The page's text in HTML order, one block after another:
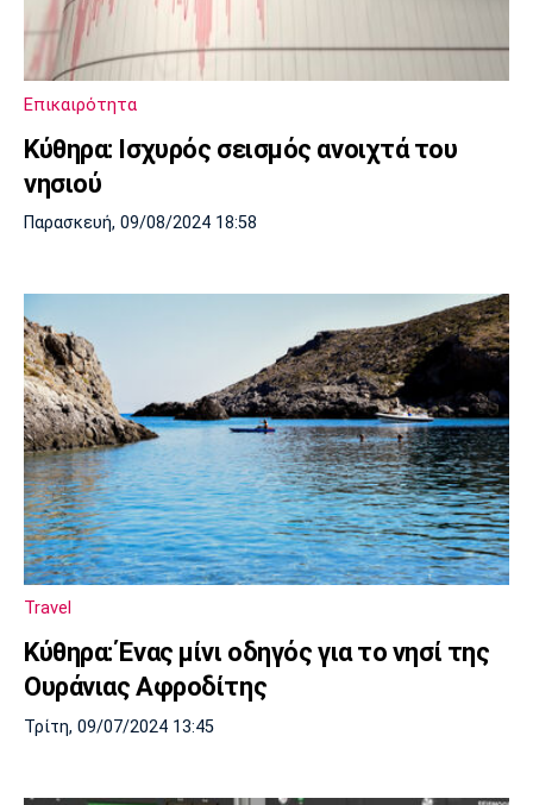
Πολιτισμός
Τραγούδια
Cine Spot
Running
Παρασκήνιο
Πρόγραμμα TV
Ιωνικός
Μάντσεστερ
Γιουνάιτεντ
Τσέλσι Άρσεναλ
Λίβερπουλ
Μάντσεστερ
Σίτι
Γιουβέντους
Ίντερ Μίλαν
Επικαιρότητα
Κύθηρα: Ισχυρός σεισμός ανοιχτά του
νησιού
Παρασκευή, 09/08/2024 18:58
Travel
Κύθηρα: Ένας μίνι οδηγός για το νησί της
Ουράνιας Αφροδίτης
Τρίτη, 09/07/2024 13:45